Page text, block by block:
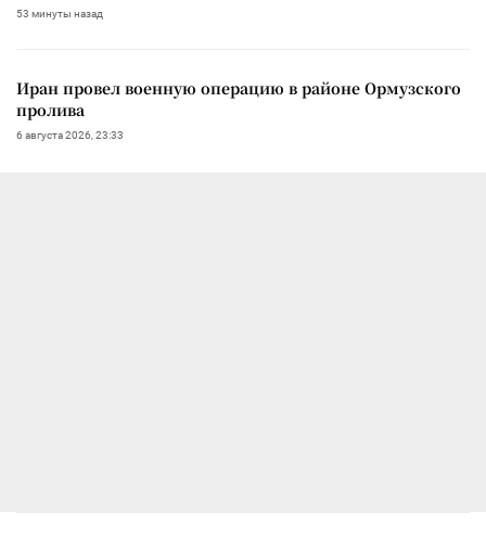
53 минуты назад
Иран провел военную операцию в районе Ормузского
пролива
6 августа 2026, 23:33